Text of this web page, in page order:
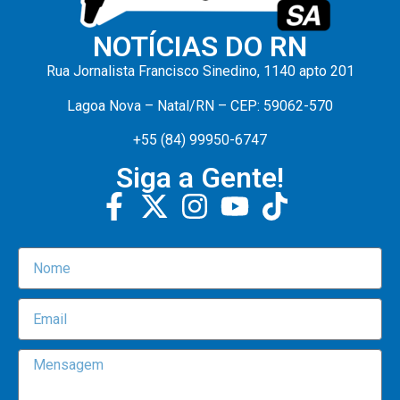
NOTÍCIAS DO RN
Rua Jornalista Francisco Sinedino, 1140 apto 201
Lagoa Nova – Natal/RN – CEP: 59062-570
+55 (84) 99950-6747
Siga a Gente!